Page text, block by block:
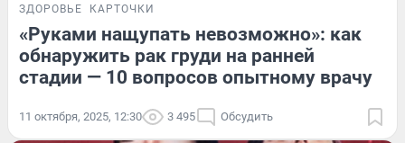
ЗДОРОВЬЕ КАРТОЧКИ
«Руками нащупать невозможно»: как
обнаружить рак груди на ранней
стадии — 10 вопросов опытному врачу
11 октября, 2025, 12:30 3 495 Обсудить